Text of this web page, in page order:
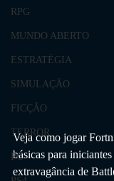
RPG
MUNDO ABERTO
ESTRATÉGIA
SIMULAÇÃO
FICÇÃO
TERROR
PC
Veja como jogar
básicas para
extravagância de